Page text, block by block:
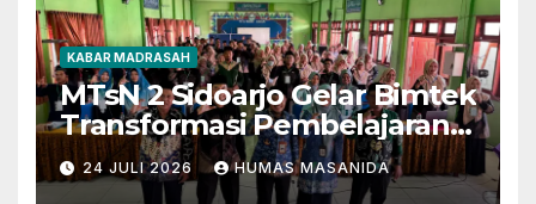
KABAR MADRASAH
MTsN 2 Sidoarjo Gelar Bimtek
Transformasi Pembelajaran
Berbasis AI dan Deep
Learning
24 JULI 2026 HUMAS MASANIDA